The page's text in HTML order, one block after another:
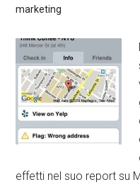
marketing
effetti nel suo report su